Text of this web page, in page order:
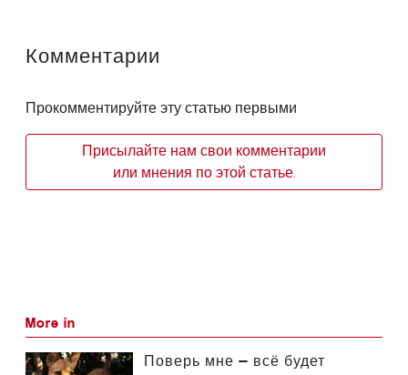
Комментарии
Прокомментируйте эту статью первыми
Присылайте нам свои комментарии
или мнения по этой статье.
More in
Поверь мне — всё будет